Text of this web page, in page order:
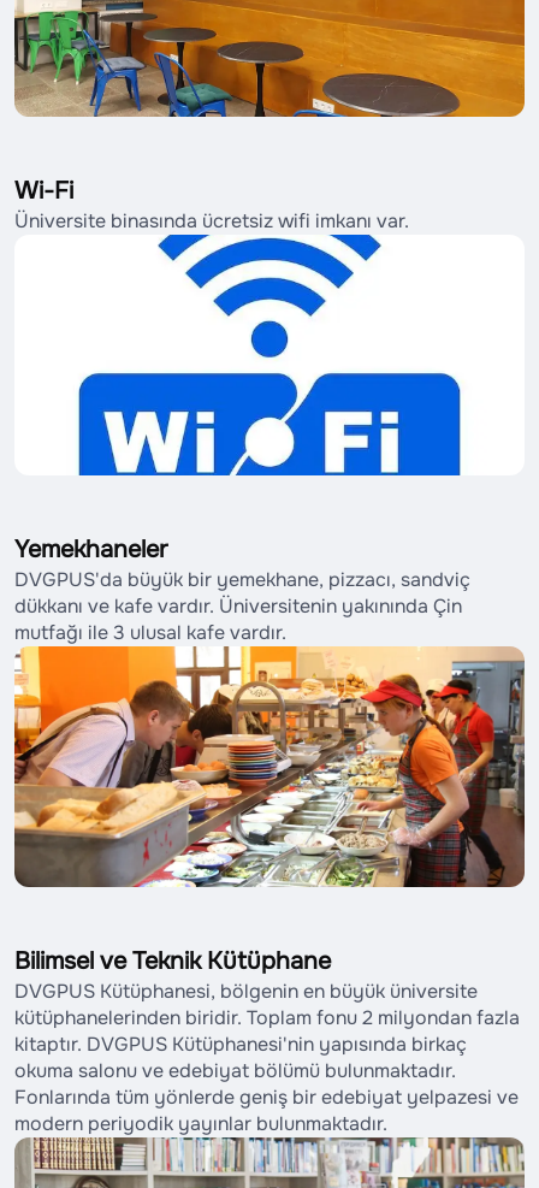
Wi-Fi
Üniversite binasında ücretsiz wifi imkanı var.
Yemekhaneler
DVGPUS'da büyük bir yemekhane, pizzacı, sandviç
dükkanı ve kafe vardır. Üniversitenin yakınında Çin
mutfağı ile 3 ulusal kafe vardır.
Bilimsel ve Teknik Kütüphane
DVGPUS Kütüphanesi, bölgenin en büyük üniversite
kütüphanelerinden biridir. Toplam fonu 2 milyondan fazla
kitaptır. DVGPUS Kütüphanesi'nin yapısında birkaç
okuma salonu ve edebiyat bölümü bulunmaktadır.
Fonlarında tüm yönlerde geniş bir edebiyat yelpazesi ve
modern periyodik yayınlar bulunmaktadır.